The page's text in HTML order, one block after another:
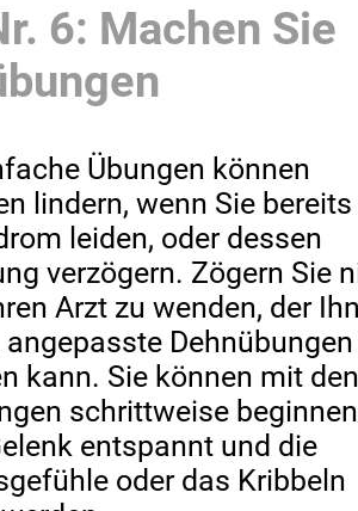
6: Machen Sie
Übungen können
lindern, wenn Sie
leiden, oder dessen
verzögern. Zögern Sie
Arzt zu wenden, der
angepasste Dehnübungen
kann. Sie können mit
schrittweise
entspannt und die
oder das Kribbeln